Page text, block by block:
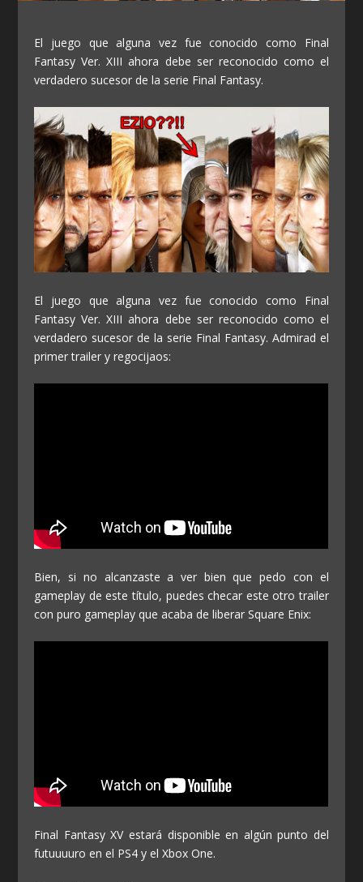
El juego que alguna vez fue conocido como Final
Fantasy Ver. XIII ahora debe ser reconocido como el
verdadero sucesor de la serie Final Fantasy.
El juego que alguna vez fue conocido como Final
Fantasy Ver. XIII ahora debe ser reconocido como el
verdadero sucesor de la serie Final Fantasy. Admirad el
primer trailer y regocijaos:
Bien, si no alcanzaste a ver bien que pedo con el
gameplay de este título, puedes checar este otro trailer
con puro gameplay que acaba de liberar Square Enix:
Final Fantasy XV estará disponible en algún punto del
futuuuuro en el PS4 y el Xbox One.